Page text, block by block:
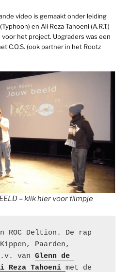
video is gemaakt onder leiding
en Ali Reza Tahoeni (A.R.T.)
het project. Upgraders was een
C.O.S. (ook partner in het Rootz
– klik hier voor filmpje
ROC Deltion. De rap
Paarden,
van Glenn de
Reza Tahoeni met de